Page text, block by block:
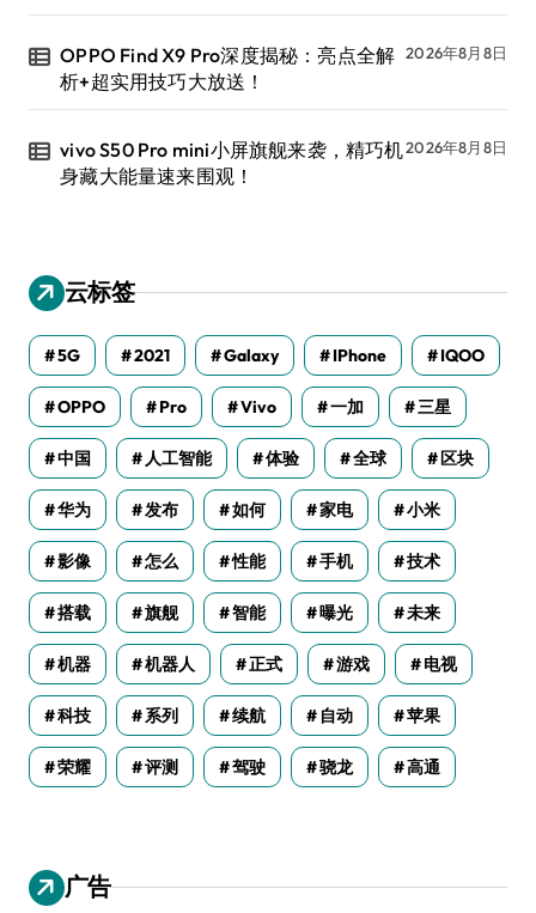
OPPO Find X9 Pro深度揭秘：亮点全解
析+超实用技巧大放送！
2026年8月8日
vivo S50 Pro mini小屏旗舰来袭，精巧机
身藏大能量速来围观！
2026年8月8日
云标签
5G 2021 Galaxy IPhone IQOO
OPPO Pro Vivo 一加 三星
中国 人工智能 体验 全球 区块
华为 发布 如何 家电 小米
影像 怎么 性能 手机 技术
搭载 旗舰 智能 曝光 未来
机器 机器人 正式 游戏 电视
科技 系列 续航 自动 苹果
荣耀 评测 驾驶 骁龙 高通
广告